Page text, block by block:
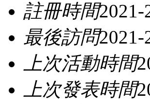
註冊時間2021-
最後訪問2021-
上次活動時間
上次發表時間